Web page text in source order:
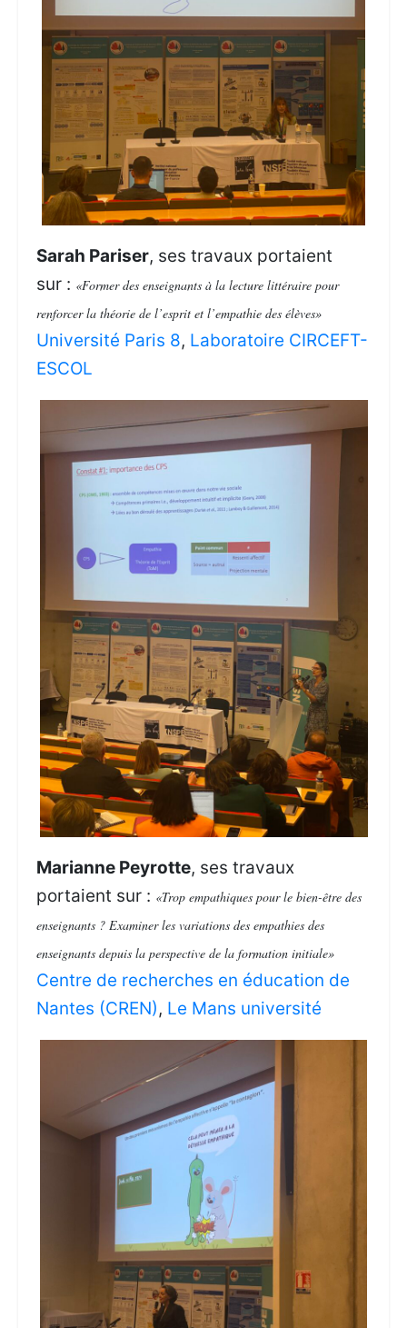
Sarah Pariser, ses travaux portaient
sur : «Former des enseignants à la lecture littéraire pour
renforcer la théorie de l’esprit et l’empathie des élèves»
Université Paris 8, Laboratoire CIRCEFT-
ESCOL
Marianne Peyrotte, ses travaux
portaient sur : «Trop empathiques pour le bien-être des
enseignants ? Examiner les variations des empathies des
enseignants depuis la perspective de la formation initiale»
Centre de recherches en éducation de
Nantes (CREN), Le Mans université